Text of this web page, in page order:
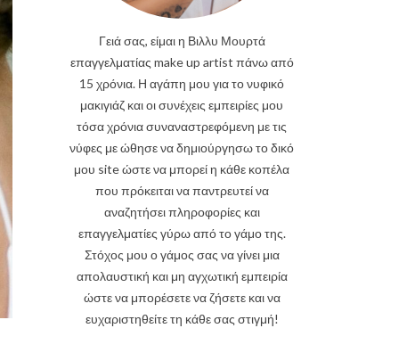
Γειά σας, είμαι η Βιλλυ Μουρτά
επαγγελματίας make up artist πάνω από
15 χρόνια. Η αγάπη μου για το νυφικό
μακιγιάζ και οι συνέχεις εμπειρίες μου
τόσα χρόνια συναναστρεφόμενη με τις
νύφες με ώθησε να δημιούργησω το δικό
μου site ώστε να μπορεί η κάθε κοπέλα
που πρόκειται να παντρευτεί να
αναζητήσει πληροφορίες και
επαγγελματίες γύρω από το γάμο της.
Στόχος μου ο γάμος σας να γίνει μια
απολαυστική και μη αγχωτική εμπειρία
ώστε να μπορέσετε να ζήσετε και να
ευχαριστηθείτε τη κάθε σας στιγμή!